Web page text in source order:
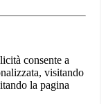
consente a
visitando
la pagina